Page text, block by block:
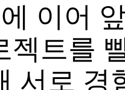
이어
젝트를
서로 경